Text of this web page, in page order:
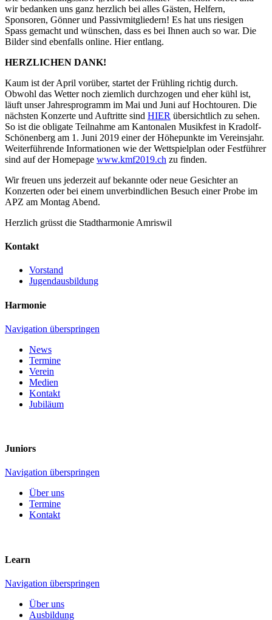
wir bedanken uns ganz herzlich bei alles Gästen, Helfern,
Sponsoren, Gönner und Passivmitgliedern! Es hat uns riesigen
Spass gemacht und wünschen, dass es bei Ihnen auch so war. Die
Bilder sind ebenfalls online. Hier entlang.
HERZLICHEN DANK!
Kaum ist der April vorüber, startet der Frühling richtig durch.
Obwohl das Wetter noch ziemlich durchzogen und eher kühl ist,
läuft unser Jahresprogramm im Mai und Juni auf Hochtouren. Die
nächsten Konzerte und Auftritte sind HIER übersichtlich zu sehen.
So ist die obligate Teilnahme am Kantonalen Musikfest in Kradolf-
Schönenberg am 1. Juni 2019 einer der Höhepunkte im Vereinsjahr.
Weiterführende Informationen wie der Wettspielplan oder Festführer
sind auf der Homepage www.kmf2019.ch zu finden.
Wir freuen uns jederzeit auf bekannte oder neue Gesichter an
Konzerten oder bei einem unverbindlichen Besuch einer Probe im
APZ am Montag Abend.
Herzlich grüsst die Stadtharmonie Amriswil
Kontakt
Vorstand
Jugendausbildung
Harmonie
Navigation überspringen
News
Termine
Verein
Medien
Kontakt
Jubiläum
Juniors
Navigation überspringen
Über uns
Termine
Kontakt
Learn
Navigation überspringen
Über uns
Ausbildung